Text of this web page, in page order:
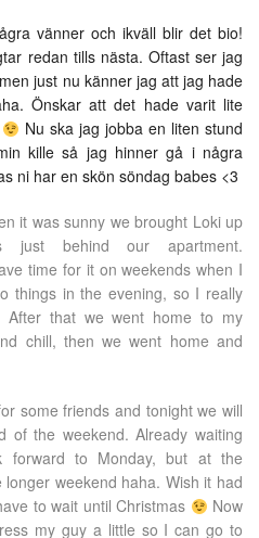
vänner och ikväll blir det bio!
redan tills nästa. Oftast ser jag
just nu känner jag att jag hade
Önskar att det hade varit lite
Nu ska jag jobba en liten stund
kille så jag hinner gå i några
ni har en skön söndag babes <3
it was sunny we brought Loki up
just behind our apartment.
time for it on weekends when I
things in the evening, so I really
After that we went home to my
chill, then we went home and
some friends and tonight we will
of the weekend. Already waiting
forward to Monday, but at the
weekend haha. Wish it had
to wait until Christmas
Now
my guy a little so I can go to